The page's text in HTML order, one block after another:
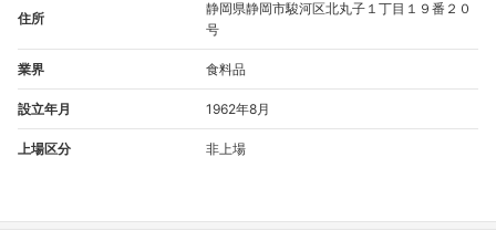
住所
静岡県静岡市駿河区北丸子１丁目１９番２０
号
業界 食料品
設立年月 1962年8月
上場区分 非上場